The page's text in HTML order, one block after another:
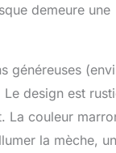
demeure une
généreuses
design est
La couleur
la mèche,